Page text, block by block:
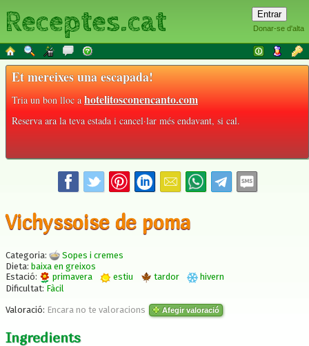
Donar-se d'alta
Receptes.cat
Et mereixes una escapada!
Tria un bon lloc ahotelitosconencanto.com
Reserva ara la teva estada i cancel·lar més endavant, si cal.
Vichyssoise de poma
Categoria:
Sopes i cremes
Dieta: baixa en greixos
Estació:
primavera estiu tardor
hivern
Dificultat: Fàcil
Valoració: Encara no te valoracions Afegir valoració
Ingredients